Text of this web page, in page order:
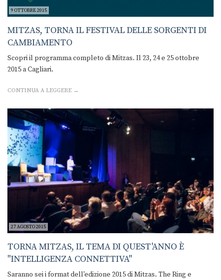
9 OTTOBRE 2015
MITZAS, TORNA IL FESTIVAL DELLE SORGENTI DI
CAMBIAMENTO
Scopri il programma completo di Mitzas. Il 23, 24 e 25 ottobre
2015 a Cagliari.
CONTINUA A LEGGERE →
27 AGOSTO 2015
TORNA MITZAS, IL TEMA DI QUEST'ANNO È
"INTELLIGENZA CONNETTIVA"
Saranno sei i format dell'edizione 2015 di Mitzas. The Ring e